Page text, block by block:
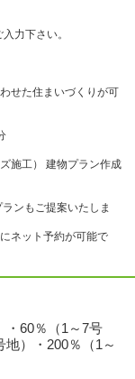
力下さい。
せた住まいづくりが可
施工） 建物プラン作成
ンもご提案いたしま
ネット予約が可能で
・60％（1～7号
）・200％（1～